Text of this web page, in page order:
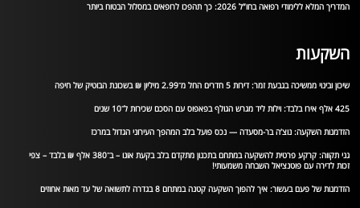
המדריך המלא ללימודי רפואה בחו”ל 2026: כך תהפכו לרופאים במסלול הבטוח ביותר
השקעות
שיכון ובינוי ממשיכה בגבעת זמר: דירות 5 חדרים החל מ־2.99 מיליון ₪ בשכונת הבוטיק של חיפה
425 אלף אירו בלבד: וילות ליד מגרש הגולף בפאפוס עם הסכם שכירות ל־10 שנים
הזדמנות השקעה: נוצ’ה בר-מסעדה — נכס פועל בלב המהפך העירוני הגדול במרכז
גני תקווה: קרקע פרטית להשקעה במתחם בתכנון מתקדם בלב בקעת אונו – ב־380 אלף ₪ בלבד – צפי
זכות לדירה עם פוטנציאל השבחה משמעותי!
הזדמנות של פעם בעשור: איך להפוך השקעה קטנה במתחם 8 בגדרה לתשואה של עד מאות אחוזים